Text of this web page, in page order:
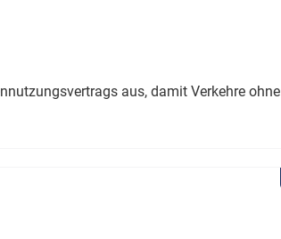
aus, damit Verkehre ohne